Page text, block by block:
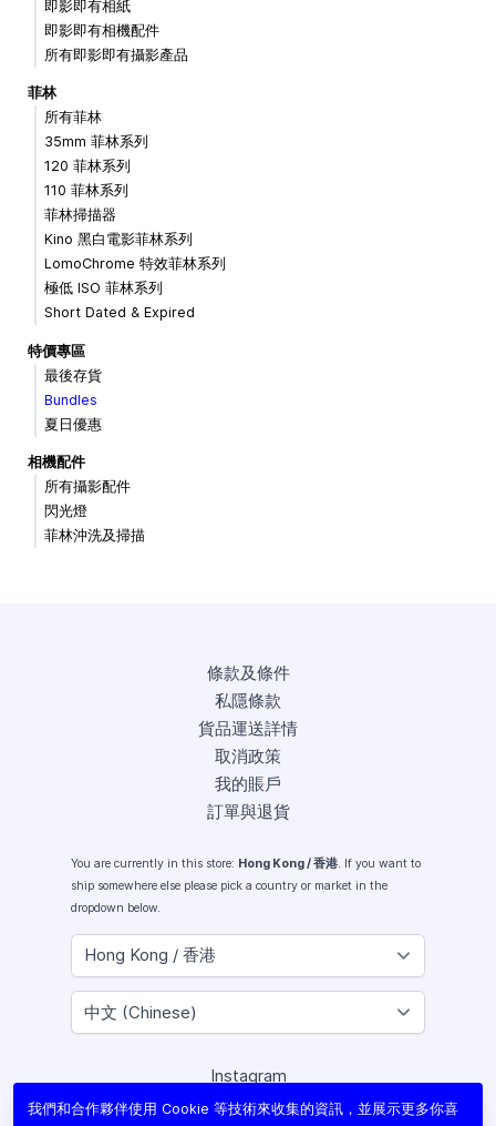
即影即有相紙
即影即有相機配件
所有即影即有攝影產品
菲林
所有菲林
35mm 菲林系列
120 菲林系列
110 菲林系列
菲林掃描器
Kino 黑白電影菲林系列
LomoChrome 特效菲林系列
極低 ISO 菲林系列
Short Dated & Expired
特價專區
最後存貨
Bundles
夏日優惠
相機配件
所有攝影配件
閃光燈
菲林沖洗及掃描
條款及條件
私隱條款
貨品運送詳情
取消政策
我的賬戶
訂單與退貨
You are currently in this store: Hong Kong / 香港. If you want to
ship somewhere else please pick a country or market in the
dropdown below.
Instagram
Facebook
我們和合作夥伴使用 Cookie 等技術來收集的資訊，並展示更多你喜